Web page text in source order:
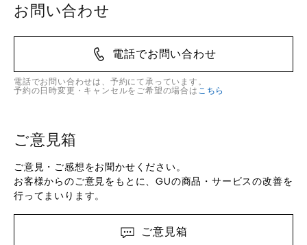
お問い合わせ
電話でお問い合わせ
電話でお問い合わせは、予約にて承っています。
予約の日時変更・キャンセルをご希望の場合は こちら
ご意見箱
ご意見・ご感想をお聞かせください。
お客様からのご意見をもとに、GUの商品・サービスの改善を
行ってまいります。
ご意見箱